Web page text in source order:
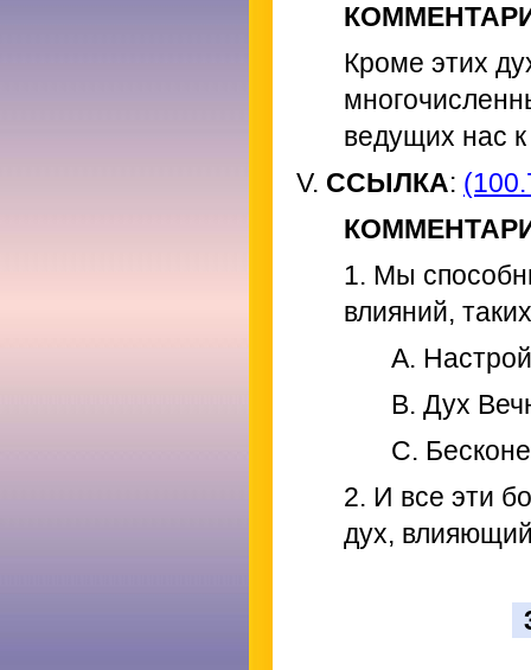
Кроме этих
ведущих нас
V. ССЫЛКА:
1. Мы
влияний,
A.
B. Дух
C.
2. И все эти
дух,